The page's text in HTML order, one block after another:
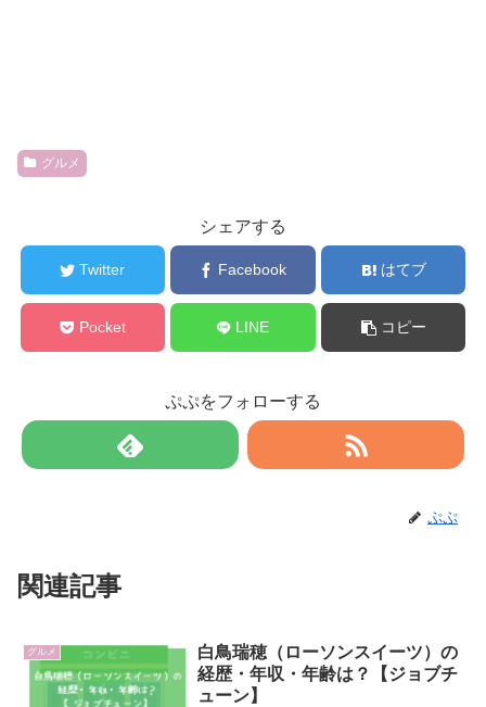
グルメ
シェアする
Twitter Facebook はてブ
Pocket LINE コピー
ぷぷをフォローする
ぷぷ
関連記事
グルメ
白鳥瑞穂（ローソンスイーツ）の
経歴・年収・年齢は？【ジョブチ
ューン】